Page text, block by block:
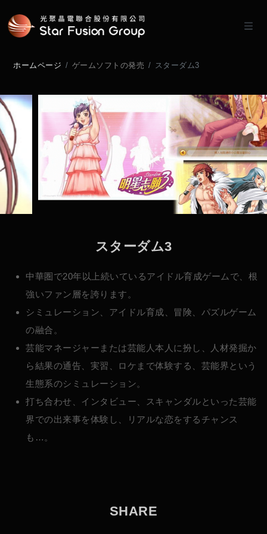
ホームページ ゲームソフトの発売 スターダム3
ス タ ーダム3
中華圏で20年以上続いているアイドル育成ゲームで、根
強いファン層を誇ります。
シミュレーション、アイドル育成、冒険、パズルゲーム
の融合。
芸能マネージャーまたは芸能人本人に扮し、人材発掘か
ら結果の通告、実習、ロケまで体験する、芸能界という
生態系のシミュレーション。
打ち合わせ、インタビュー、スキャンダルといった芸能
界での出来事を体験し、リアルな恋をするチャンス
も…。
SHARE